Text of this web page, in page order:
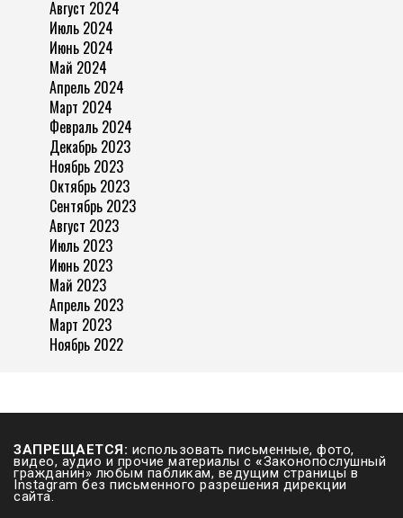
Август 2024
Июль 2024
Июнь 2024
Май 2024
Апрель 2024
Март 2024
Февраль 2024
Декабрь 2023
Ноябрь 2023
Октябрь 2023
Сентябрь 2023
Август 2023
Июль 2023
Июнь 2023
Май 2023
Апрель 2023
Март 2023
Ноябрь 2022
ЗАПРЕЩАЕТСЯ: использовать письменные, фото,
видео, аудио и прочие материалы с «Законопослушный
гражданин» любым пабликам, ведущим страницы в
Instagram без письменного разрешения дирекции
сайта.